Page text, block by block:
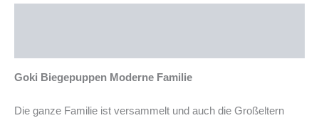
Goki Biegepuppen Moderne Familie
Die ganze Familie ist versammelt und auch die Großeltern